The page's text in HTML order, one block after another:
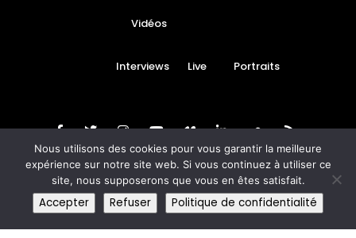
Vidéos
Interviews Live Portraits
© Black News 2020
Nous utilisons des cookies pour vous garantir la meilleure
expérience sur notre site web. Si vous continuez à utiliser ce
site, nous supposerons que vous en êtes satisfait.
Accepter Refuser Politique de confidentialité